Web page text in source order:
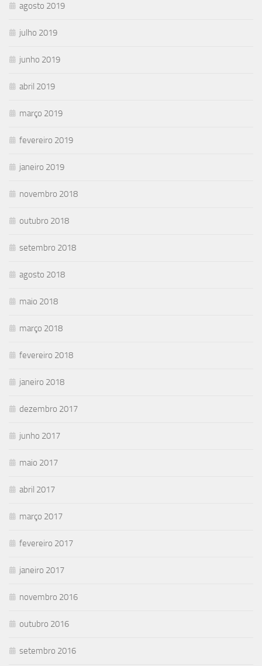
agosto 2019
julho 2019
junho 2019
abril 2019
março 2019
fevereiro 2019
janeiro 2019
novembro 2018
outubro 2018
setembro 2018
agosto 2018
maio 2018
março 2018
fevereiro 2018
janeiro 2018
dezembro 2017
junho 2017
maio 2017
abril 2017
março 2017
fevereiro 2017
janeiro 2017
novembro 2016
outubro 2016
setembro 2016